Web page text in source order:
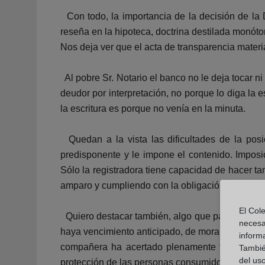
Con todo, la importancia de la decisión de la
reseña en la hipoteca, doctrina destilada
Nos deja ver que el acta de transparencia
Al pobre Sr. Notario el banco no le deja tocar
deudor por interpretación, no porque lo diga la
la escritura es porque no venía en la minuta.
Quedan a la vista las dificultades de la
predisponente y le impone el contenido.
Sólo la registradora tiene capacidad de hacer
amparo y cumpliendo con la obligación del art.
Quiero destacar también, algo que para
haya vencimiento anticipado, de mora del
compañera ha acertado plenamente tocando
protección de las personas consumidoras y
El
del